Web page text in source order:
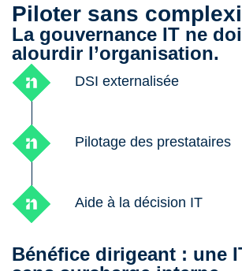
Piloter sans
La gouvernance IT ne
alourdir l’organisation.
DSI externalisée
Pilotage des prestataires
Aide à la décision IT
Bénéfice dirigeant : une